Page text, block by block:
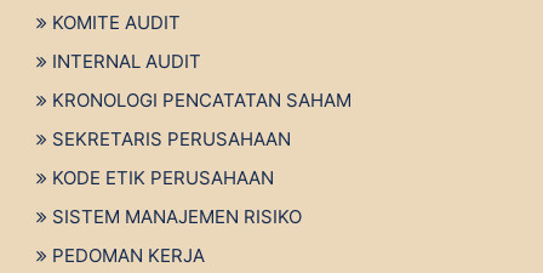
KOMITE AUDIT
INTERNAL AUDIT
KRONOLOGI PENCATATAN SAHAM
SEKRETARIS PERUSAHAAN
KODE ETIK PERUSAHAAN
SISTEM MANAJEMEN RISIKO
PEDOMAN KERJA